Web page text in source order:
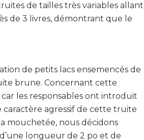
de tailles très variables allant
de 3 livres, démontrant que le
de petits lacs ensemencés de
brune. Concernant cette
car les responsables ont introduit
caractère agressif de cette truite
mouchetée, nous décidons
longueur de 2 po et de